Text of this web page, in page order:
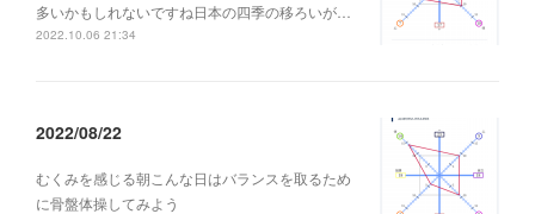
多いかもしれないですね日本の四季の移ろいが…
2022.10.06 21:34
2022/08/22
むくみを感じる朝こんな日はバランスを取るため
に骨盤体操してみよう